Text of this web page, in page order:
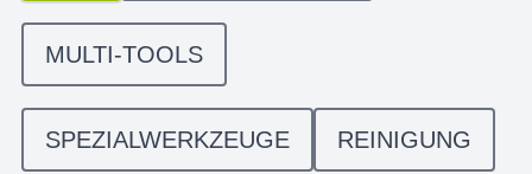
MULTI-TOOLS
SPEZIALWERKZEUGE REINIGUNG